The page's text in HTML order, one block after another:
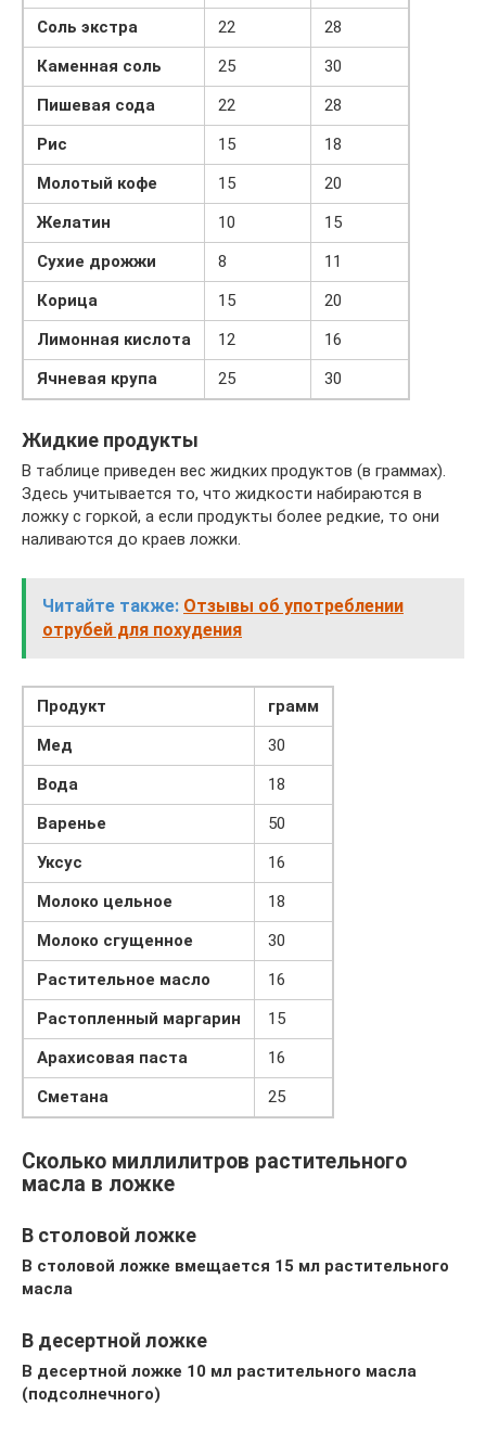
Соль экстра
22
28
Каменная соль
25
30
Пишевая сода
22
28
Рис
15
18
Молотый кофе
15
20
Желатин
10
15
Сухие дрожжи
8
11
Корица
15
20
Лимонная кислота
12
16
Ячневая крупа
25 30
Жидкие продукты
В таблице приведен вес жидких продуктов (в граммах).
Здесь учитывается то, что жидкости набираются в
ложку с горкой, а если продукты более редкие, то они
наливаются до краев ложки.
Читайте также: Отзывы об употреблении
отрубей для похудения
Продукт
грамм
Мед
30
Вода
18
Варенье
50
Уксус
16
Молоко цельное
18
Молоко сгущенное
30
Растительное масло
16
Растопленный маргарин
15
Арахисовая паста
16
Сметана
25
Сколько миллилитров растительного
масла в ложке
В столовой ложке
В столовой ложке вмещается 15 мл растительного
масла
В десертной ложке
В десертной ложке 10 мл растительного масла
(подсолнечного)